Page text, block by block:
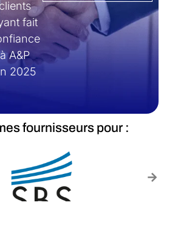
fait
à A&P
2025
fournisseurs pour :